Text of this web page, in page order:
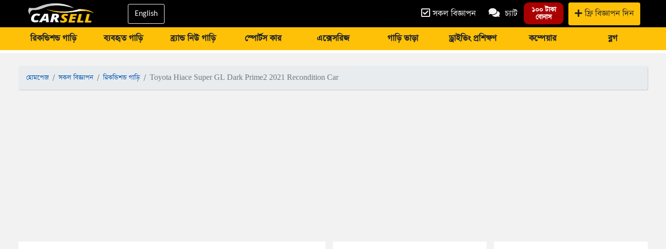
English সকল বিজ্ঞাপন চ্যাট ১০০ টাকা
বোনাস ফ্রি বিজ্ঞাপন দিন
রিকন্ডিশন্ড গাড়ি ব্যবহৃত গাড়ি ব্র্যান্ড নিউ গাড়ি স্পোর্টস কার এক্সেসরিজ গাড়ি ভাড়া ড্রাইভিং প্রশিক্ষণ কম্পেয়ার ব্লগ
হোমপেজ সকল বিজ্ঞাপন রিকন্ডিশন্ড গাড়ি Toyota Hiace Super GL Dark Prime2 2021 Recondition Car